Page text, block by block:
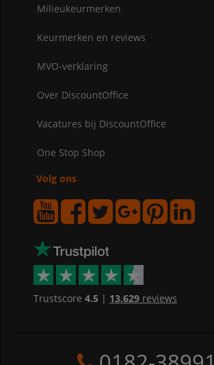
Milieukeurmerken
Keurmerken en reviews
MVO-verklaring
Over DiscountOffice
Vacatures bij DiscountOffice
One Stop Shop
Volg ons
Trustscore 4.5| 13.629reviews